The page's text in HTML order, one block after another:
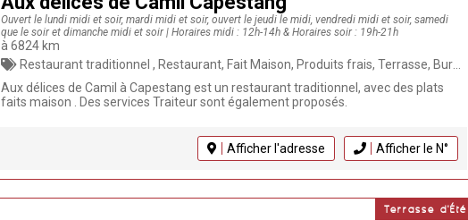
Ouvert le lundi midi et soir, mardi midi et soir, ouvert le jeudi le midi, vendredi midi et soir, samedi
que le soir et dimanche midi et soir | Horaires midi : 12h-14h & Horaires soir : 19h-21h
à 6824 km
Restaurant traditionnel , Restaurant, Fait Maison, Produits frais, Terrasse, Burger, Poissons et Coquillages, Repas de groupe, Cuisine française, Bistronomique, Vegan, Traiteur, Cuisine Fusion, Plats à emporter, Végétarien, Burger maison
Aux délices de Camil à Capestang est un restaurant traditionnel, avec des plats
faits maison . Des services Traiteur sont également proposés.
Afficher l'adresse Afficher le N°
Terrasse d'Été